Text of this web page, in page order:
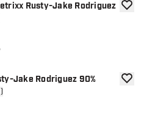
Rusty-Jake Rodriguez
recenzji
Jake Rodriguez 90%
recenzji